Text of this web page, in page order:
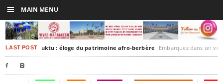
LAST POSTTimbuktu : éloge du patrimoine afro-berbère Embarquez dans un voyage culturel dans le
 
☰ MAIN MENU